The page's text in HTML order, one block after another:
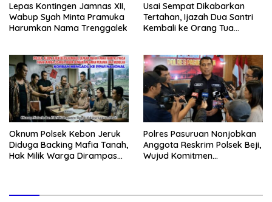
Lepas Kontingen Jamnas XII,
Wabup Syah Minta Pramuka
Harumkan Nama Trenggalek
Usai Sempat Dikabarkan
Tertahan, Ijazah Dua Santri
Kembali ke Orang Tua
Oknum Polsek Kebon Jeruk
Diduga Backing Mafia Tanah,
Hak Milik Warga Dirampas
Polres Pasuruan Nonjobkan
Anggota Reskrim Polsek Beji,
Wujud Komitmen